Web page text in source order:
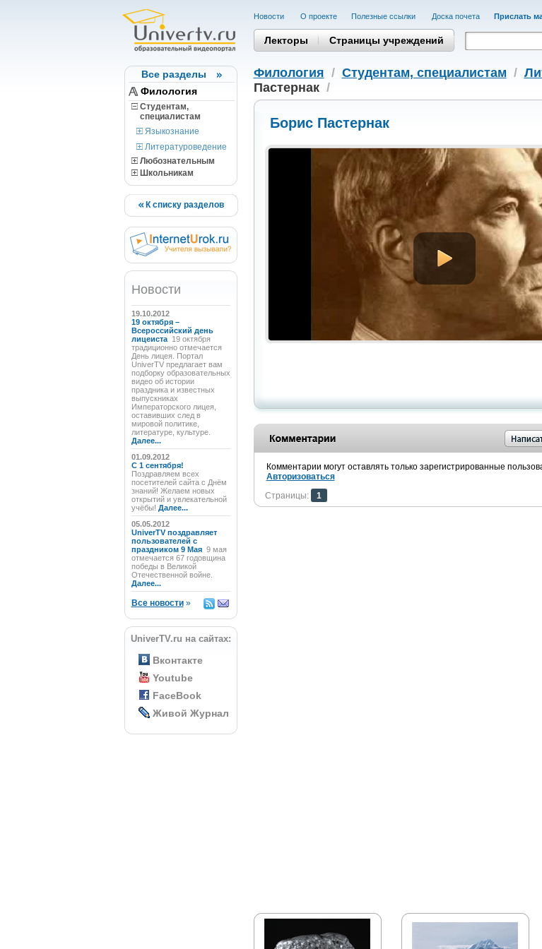
Все разделы
Филология
Студентам,
cпециалистам
Языкознание
Литературоведение
Любознательным
Школьникам
К списку разделов
Новости
19.10.2012
19 октября –
Всероссийский день
лицеиста 19 октября
традиционно отмечается
День лицея. Портал
UniverTV предлагает вам
подборку образовательных
видео об истории
праздника и известных
выпускниках
Императорского лицея,
оставивших след в
мировой политике,
литературе, культуре.
Далее...
01.09.2012
C 1 сентября!
Поздравляем всех
посетителей сайта с Днём
знаний! Желаем новых
открытий и увлекательной
учёбы! Далее...
05.05.2012
UniverTV поздравляет
пользователей с
праздником 9 Мая 9 мая
отмечается 67 годовщина
победы в Великой
Отечественной войне.
Далее...
Все новости»
UniverTV.ru на сайтах:
Вконтакте
Youtube
FaceBook
Живой Журнал
Новости О проекте Полезные cсылки Доска почета Прислать
Лекторы Страницы учреждений
Филология / Студентам, cпециалистам /
Пастернак/
Борис Пастернак
Комментарии могут оставлять только зарегистрированные
Авторизоваться
Страницы:
1